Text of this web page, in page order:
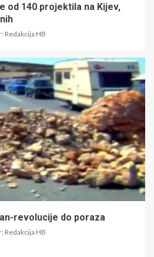
od 140 projektila na Kijev,
Redakcija HB
revolucije do poraza
Redakcija HB